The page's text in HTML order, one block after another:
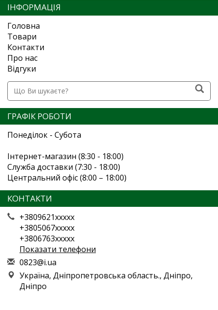
ІНФОРМАЦІЯ
Головна
Товари
Контакти
Про нас
Відгуки
ГРАФІК РОБОТИ
Понеділок - Субота
Інтернет-магазин (8:30 - 18:00)
Служба доставки (7:30 - 18:00)
Центральний офіс (8:00 – 18:00)
КОНТАКТИ
+3809621xxxxx
+3805067xxxxx
+3806763xxxxx
Показати телефони
0823@i.ua
Україна, Дніпропетровська область., Дніпро,
Дніпро